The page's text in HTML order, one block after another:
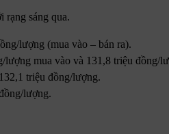
rạng sáng qua.
lượng (mua vào – bán ra).
mua vào và 131,8 triệu đồng/
triệu đồng/lượng.
lượng.